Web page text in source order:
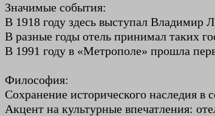
Значимые события:
В 1918 году здесь выступал Владимир
В разные годы отель принимал таких
В 1991 году в «Метрополе» прошла
Философия:
Сохранение исторического наследия
Акцент на культурные впечатления: